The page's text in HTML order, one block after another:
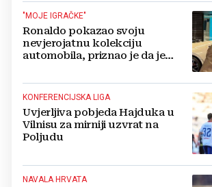
"MOJE IGRAČKE"
Ronaldo pokazao svoju
nevjerojatnu kolekciju
automobila, priznao je da je
KONFERENCIJSKA LIGA
Uvjerljiva pobjeda Hajduka u
Vilnisu za mirniji uzvrat na
Poljudu
NAVALA HRVATA